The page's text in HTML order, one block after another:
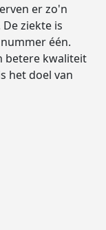
er zo'n
ziekte is
één.
betere kwaliteit
het doel van